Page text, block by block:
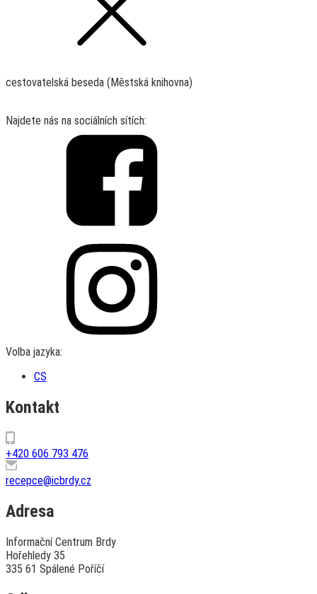
cestovatelská beseda (Městská knihovna)
Najdete nás na sociálních sítích:
Volba jazyka:
CS
Kontakt
+420 606 793 476
recepce@icbrdy.cz
Adresa
Informační Centrum Brdy
Hořehledy 35
335 61 Spálené Poříčí